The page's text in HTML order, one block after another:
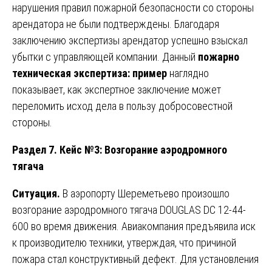
нарушения правил пожарной безопасности со стороны
арендатора не были подтверждены. Благодаря
заключению экспертизы арендатор успешно взыскал
убытки с управляющей компании. Данный пожарно
техническая экспертиза: пример наглядно
показывает, как экспертное заключение может
переломить исход дела в пользу добросовестной
стороны.
Раздел 7. Кейс №3: Возгорание аэродромного
тягача
Ситуация. В аэропорту Шереметьево произошло
возгорание аэродромного тягача DOUGLAS DC 12-44-
600 во время движения. Авиакомпания предъявила иск
к производителю техники, утверждая, что причиной
пожара стал конструктивный дефект. Для установления